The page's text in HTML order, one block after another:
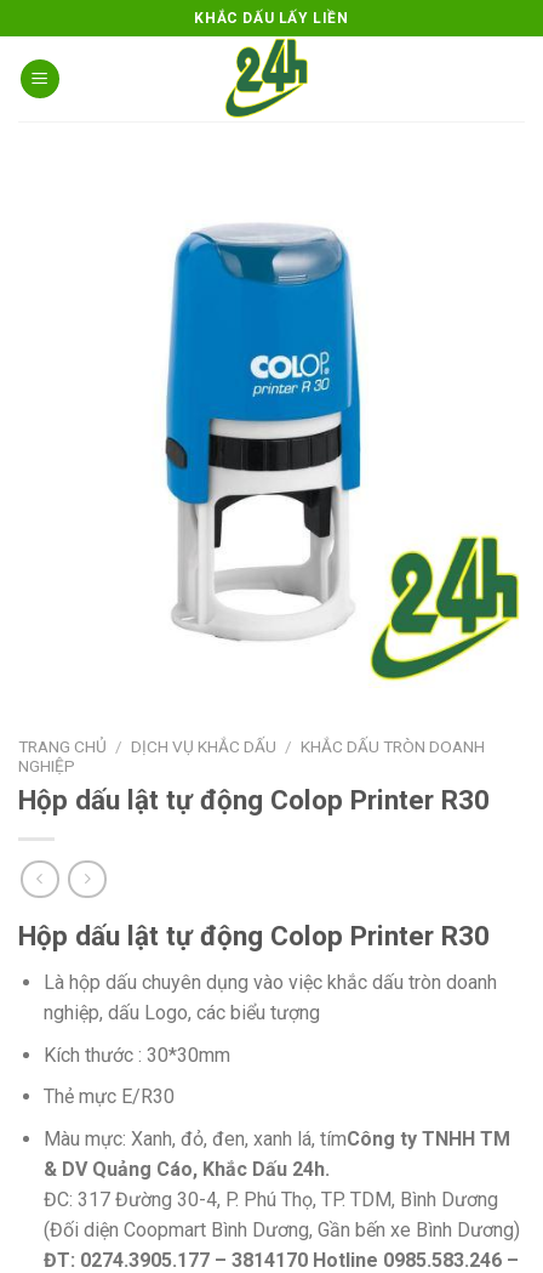
to
content
KHẮC DẤU LẤY LIỀN
TRANG CHỦ / DỊCH VỤ KHẮC DẤU / KHẮC DẤU TRÒN DOANH
NGHIỆP
Hộp dấu lật tự động Colop Printer R30
Hộp dấu lật tự động Colop Printer R30
Là hộp dấu chuyên dụng vào việc khắc dấu tròn doanh
nghiệp, dấu Logo, các biểu tượng
Kích thước : 30*30mm
Thẻ mực E/R30
Màu mực: Xanh, đỏ, đen, xanh lá, tímCông ty TNHH TM
& DV Quảng Cáo, Khắc Dấu 24h.
ĐC: 317 Đường 30-4, P. Phú Thọ, TP. TDM, Bình Dương
(Đối diện Coopmart Bình Dương, Gần bến xe Bình Dương)
ĐT: 0274.3905.177 – 3814170 Hotline 0985.583.246 –